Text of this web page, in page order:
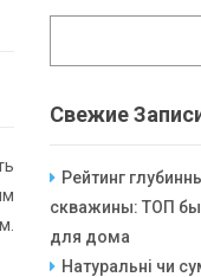
Свежие
Рейтинг
скважины: ТОП
для дома
Натуральні чи